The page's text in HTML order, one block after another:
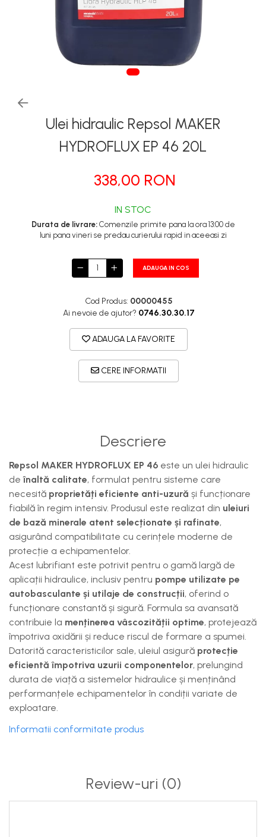
Tapiterii | Textile | Piele
Bord | Plastice Interioare
Parfumuri | Odorizante
PROTECTIE | COATING CERAMIC
POLISH | SLEFUIRE | BURETI
LAVETE | PROSOAPE
Ulei hidraulic Repsol MAKER
HYDROFLUX EP 46 20L
338,00 RON
IN STOC
Durata de livrare:Comenzile primite pana la ora 13:00 de
luni pana vineri se predau curierului rapid in aceeasi zi
ADAUGA IN COS
Cod Produs: 00000455
Ai nevoie de ajutor? 0746.30.30.17
ADAUGA LA FAVORITE
CERE INFORMATII
Descriere
Repsol MAKER HYDROFLUX EP 46 este un ulei hidraulic
deînaltă calitate, formulat pentru sisteme care
necesită proprietăți eficiente anti-uzură și funcționare
fiabilă în regim intensiv. Produsul este realizat din uleiuri
de bază minerale atent selecționate și rafinate,
asigurând compatibilitate cu cerințele moderne de
protecție a echipamentelor.
Acest lubrifiant este potrivit pentru o gamă largă de
aplicații hidraulice, inclusiv pentru pompe utilizate pe
autobasculante și utilaje de construcții, oferind o
funcționare constantă și sigură. Formula sa avansată
contribuie la menținerea vâscozității optime, protejează
împotriva oxidării și reduce riscul de formare a spumei.
Datorită caracteristicilor sale, uleiul asigură protecție
eficientă împotriva uzurii componentelor, prelungind
durata de viață a sistemelor hidraulice și menținând
performanțele echipamentelor în condiții variate de
exploatare.
Informatii conformitate produs
Review-uri (0)